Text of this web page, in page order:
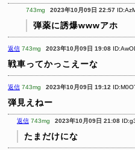
743mg 2023年10月09日 22:57
弾薬に誘爆wwwアホ
返信 743mg 2023年10月09日 19:08
戦車ってかっこえーな
返信 743mg 2023年10月09日 19:12
弾見えねー
返信 743mg 2023年10月09日 21:08
たまだけにな